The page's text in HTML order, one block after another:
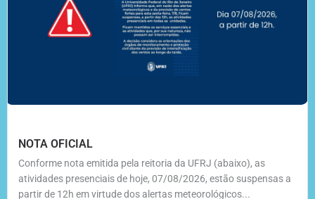
NOTA OFICIAL
Conforme nota emitida pela reitoria da UFRJ (abaixo), as
atividades presenciais de hoje, 07/08/2026, estão suspensas a
partir de 12h em virtude dos alertas meteorológicos...